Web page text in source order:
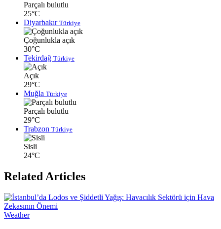
Parçalı bulutlu
25°C
Diyarbakır Türkiye
Çoğunlukla açık
30°C
Tekirdağ Türkiye
Açık
29°C
Muğla Türkiye
Parçalı bulutlu
29°C
Trabzon Türkiye
Sisli
24°C
Related Articles
Weather